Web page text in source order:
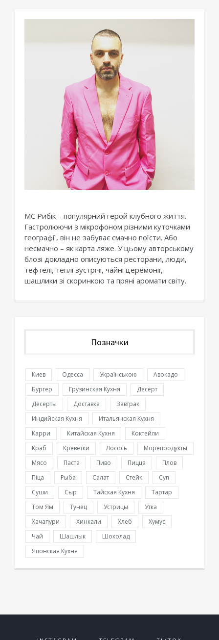
МС Рибік – популярний герой клубного життя.
Гастролюючи з мікрофоном різними куточками
географії, він не забуває смачно поїсти. Або
несмачно – як карта ляже. У цьому авторському
блозі докладно описуються ресторани, люди,
тефтелі, теплі зустрічі, чайні церемонії,
шашлики зі скоринкою та пряні аромати світу.
Позначки
Киев Одесса Українською
Авокадо
Бургер
Грузинская Кухня
Десерт
Десерты
Доставка
Завтрак
Индийская Кухня
Итальянская Кухня
Карри
Китайская Кухня
Коктейли
Краб
Креветки Лосось
Морепродукты
Мясо
Паста Пиво Пицца
Плов
Піца
Рыба Салат Стейк
Суп
Суши
Сыр Тайская Кухня
Тартар
Том Ям
Тунец Устрицы
Утка
Хачапури
Хинкали Хлеб
Хумус
Чай
Шашлык
Шоколад
Японская Кухня